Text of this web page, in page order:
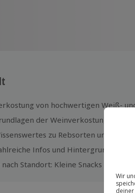
von hochwertigen Weiß-
der Weinverkostung und
zu Rebsorten und
Infos und Hintergrundwissen
nach Standort: Kleine Snacks und